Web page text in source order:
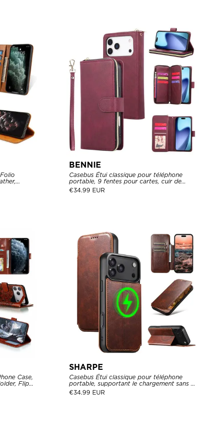
Flip
BENNIE
Casebus Étui classique pour téléphone
portable, 9 fentes pour cartes, cuir de
première qualité, porte-cartes de crédit,
étui anti-chocs
€34.99 EUR
Case,
Flip
SHARPE
Casebus Étui classique pour téléphone
portable, supportant le chargement sans fil
MagSafe, rabat magnétique, cuir de
première qualité
€34.99 EUR